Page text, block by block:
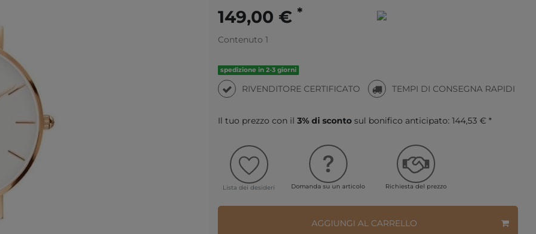
149,00 € *
Contenuto 1
spedizione in 2-3 giorni
RIVENDITORE CERTIFICATO TEMPI DI CONSEGNA RAPIDI
Il tuo prezzo con il 3% di sconto sul bonifico anticipato: 144,53 € *
Lista dei desideri Domanda su un articolo Richiesta del prezzo
AGGIUNGI AL CARRELLO